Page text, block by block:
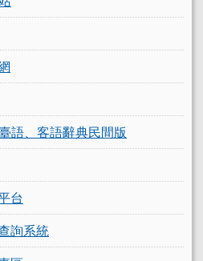
語、客語辭典民間版
台
詢系統